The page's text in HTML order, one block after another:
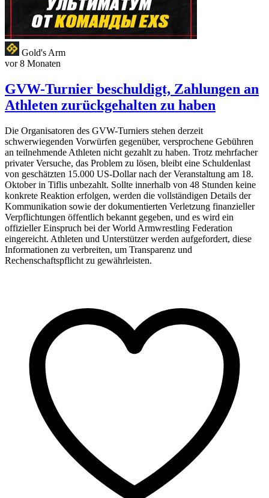
Gold's Arm
vor 8 Monaten
GVW-Turnier beschuldigt, Zahlungen an
Athleten zurückgehalten zu haben
Die Organisatoren des GVW-Turniers stehen derzeit
schwerwiegenden Vorwürfen gegenüber, versprochene Gebühren
an teilnehmende Athleten nicht gezahlt zu haben. Trotz mehrfacher
privater Versuche, das Problem zu lösen, bleibt eine Schuldenlast
von geschätzten 15.000 US-Dollar nach der Veranstaltung am 18.
Oktober in Tiflis unbezahlt. Sollte innerhalb von 48 Stunden keine
konkrete Reaktion erfolgen, werden die vollständigen Details der
Kommunikation sowie der dokumentierten Verletzung finanzieller
Verpflichtungen öffentlich bekannt gegeben, und es wird ein
offizieller Einspruch bei der World Armwrestling Federation
eingereicht. Athleten und Unterstützer werden aufgefordert, diese
Informationen zu verbreiten, um Transparenz und
Rechenschaftspflicht zu gewährleisten.